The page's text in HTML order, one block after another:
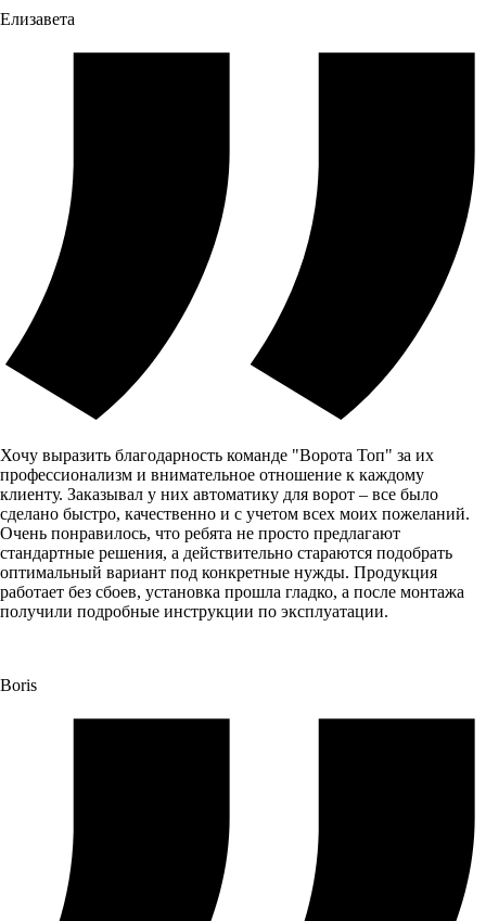
Елизавета
Хочу выразить благодарность команде "Ворота Топ" за их
профессионализм и внимательное отношение к каждому
клиенту. Заказывал у них автоматику для ворот – все было
сделано быстро, качественно и с учетом всех моих пожеланий.
Очень понравилось, что ребята не просто предлагают
стандартные решения, а действительно стараются подобрать
оптимальный вариант под конкретные нужды. Продукция
работает без сбоев, установка прошла гладко, а после монтажа
получили подробные инструкции по эксплуатации.
Boris